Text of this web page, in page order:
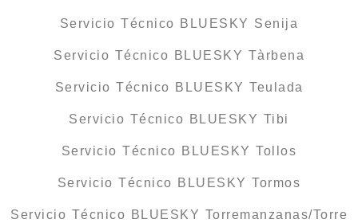
Servicio Técnico BLUESKY Senija
Servicio Técnico BLUESKY Tàrbena
Servicio Técnico BLUESKY Teulada
Servicio Técnico BLUESKY Tibi
Servicio Técnico BLUESKY Tollos
Servicio Técnico BLUESKY Tormos
Servicio Técnico BLUESKY Torremanzanas/Torre